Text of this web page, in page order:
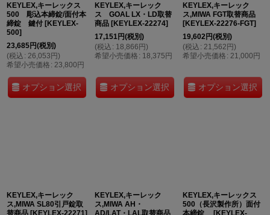
KEYLEX,キーレックス
500 彫込本締錠/面付本
締錠 鍵付 [KEYLEX-
500]
23,685円(税別)
(税込 : 26,053円)
希望小売価格 : 23,800円
オプション選択
KEYLEX,キーレック
ス GOAL LX・LD取替
商品 [KEYLEX-22274]
17,151円(税別)
(税込 : 18,866円)
希望小売価格 : 18,375円
オプション選択
KEYLEX,キーレック
ス,MIWA FGT取替商品
[KEYLEX-22276-FGT]
19,602円(税別)
(税込 : 21,562円)
希望小売価格 : 21,000円
オプション選択
KEYLEX,キーレック
ス,MIWA SL80引戸錠取
替商品 [KEYLEX-22271]
KEYLEX,キーレック
ス,MIWA AH・
AD/LAT・LAL取替商品
KEYLEX,キーレックス
500（長沢製作所）面付
本締錠
[KEYLEX-